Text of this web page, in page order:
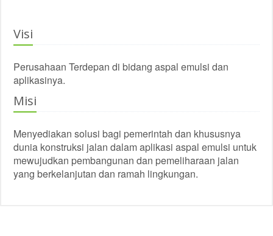
Visi
Perusahaan Terdepan di bidang aspal emulsi dan
aplikasinya.
Misi
Menyediakan solusi bagi pemerintah dan khususnya
dunia konstruksi jalan dalam aplikasi aspal emulsi untuk
mewujudkan pembangunan dan pemeliharaan jalan
yang berkelanjutan dan ramah lingkungan.